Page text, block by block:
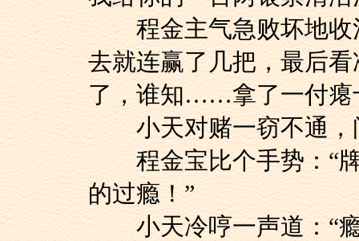
程金主气急败坏地收
去就连赢了几把，最后
了，谁知……拿了一付瘪
小天对赌一窃不通，
程金宝比个手势：“牌
的过瘾！”
小天冷哼一声道：“瘾